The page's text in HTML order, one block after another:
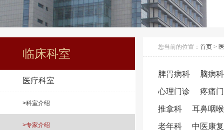
临床科室
医疗科室
>科室介绍
>专家介绍
您当前的位置： 首页 >
脾胃病科 脑病科
心理门诊 疼痛
推拿科 耳鼻咽
老年科 中医康